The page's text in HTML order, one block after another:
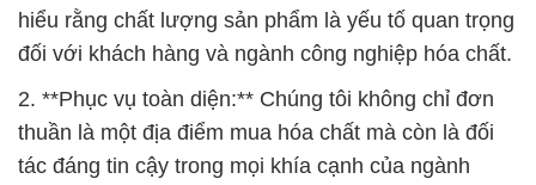
tác đáng tin cậy trong mọi khía cạnh của ngành
công nghiệp hóa chất. Chúng tôi cam kết cung cấp
giá cả cạnh tranh và dịch vụ khách hàng xuất sắc.
3. **Nghiên cứu và phát triển liên tục:** Đắc Trường
Phát luôn đầu tư vào nghiên cứu và phát triển để